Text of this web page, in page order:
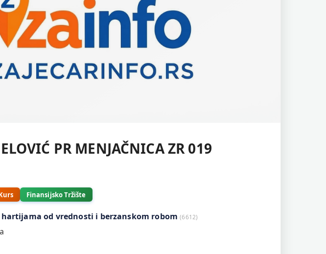
PR MENJAČNICA ZR 019
Finansijsko Tržište
hartijama od vrednosti i berzanskom robom(6612)